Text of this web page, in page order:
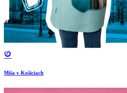
Miša v Košiciach